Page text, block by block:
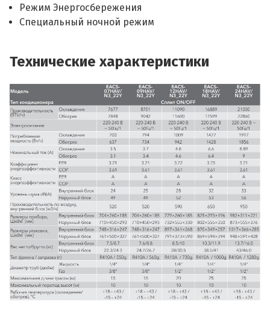
Режим Энергосбережения
Специальный ночной режим
Технические характеристики